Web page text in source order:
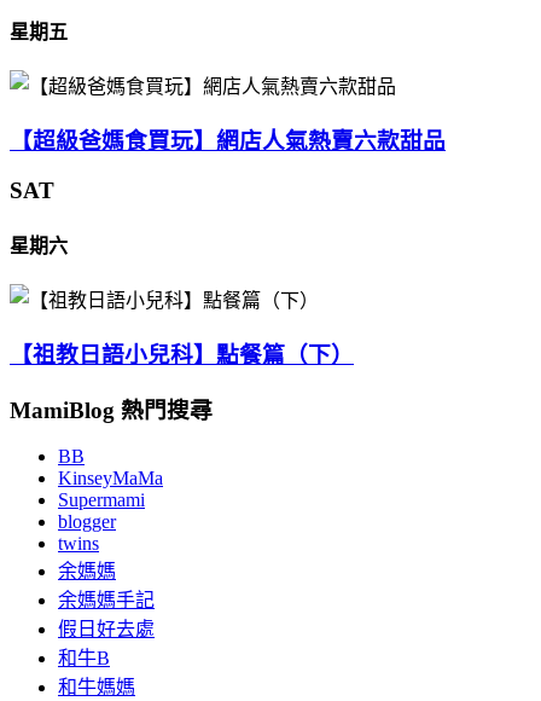
星期五
【超級爸媽食買玩】網店人氣熱賣六款甜品
SAT
星期六
【祖教日語小兒科】點餐篇（下）
MamiBlog 熱門搜尋
BB
KinseyMaMa
Supermami
blogger
twins
余媽媽
余媽媽手記
假日好去處
和牛B
和牛媽媽